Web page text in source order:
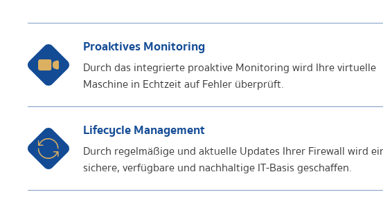
Proaktives Monitoring
Durch das integrierte proaktive Monitoring wird Ihre virtuelle
Maschine in Echtzeit auf Fehler überprüft.
Lifecycle Management
Durch regelmäßige und aktuelle Updates Ihrer Firewall wird
sichere, verfügbare und nachhaltige IT-Basis geschaffen.